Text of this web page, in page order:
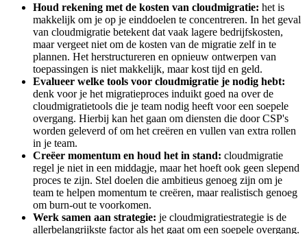
Houd rekening met de kosten van cloudmigratie: het is
makkelijk om je op je einddoelen te concentreren. In het geval
van cloudmigratie betekent dat vaak lagere bedrijfskosten,
maar vergeet niet om de kosten van de migratie zelf in te
plannen. Het herstructureren en opnieuw ontwerpen van
toepassingen is niet makkelijk, maar kost tijd en geld.
Evalueer welke tools voor cloudmigratie je nodig hebt:
denk voor je het migratieproces induikt goed na over de
cloudmigratietools die je team nodig heeft voor een soepele
overgang. Hierbij kan het gaan om diensten die door CSP's
worden geleverd of om het creëren en vullen van extra rollen
in je team.
Creëer momentum en houd het in stand: cloudmigratie
regel je niet in een middagje, maar het hoeft ook geen slepend
proces te zijn. Stel doelen die ambitieus genoeg zijn om je
team te helpen momentum te creëren, maar realistisch genoeg
om burn-out te voorkomen.
Werk samen aan strategie: je cloudmigratiestrategie is de
allerbelangrijkste factor als het gaat om een soepele overgang.